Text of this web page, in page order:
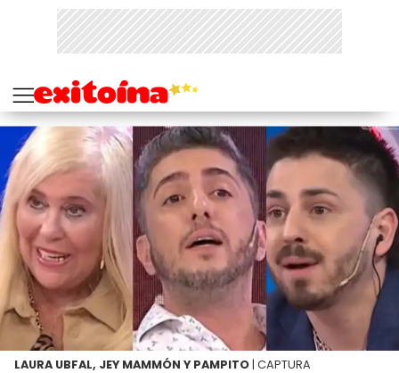
LAURA UBFAL, JEY MAMMÓN Y PAMPITO | CAPTURA